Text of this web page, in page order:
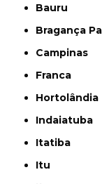
Bauru
Bragança
Campinas
Franca
Hortolândia
Indaiatuba
Itatiba
Itu